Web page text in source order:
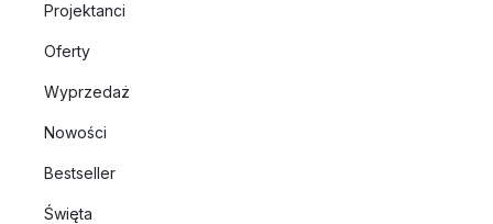
Projektanci
Oferty
Wyprzedaż
Nowości
Bestseller
Święta